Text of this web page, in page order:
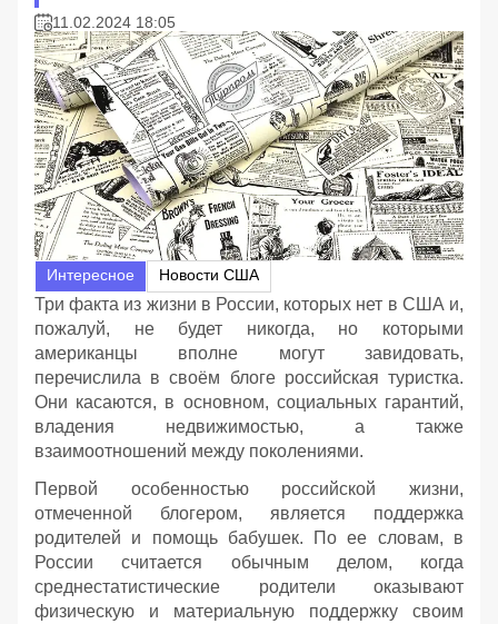
11.02.2024 18:05
Интересное Новости США
Три факта из жизни в России, которых нет в США и,
пожалуй, не будет никогда, но которыми
американцы вполне могут завидовать,
перечислила в своём блоге российская туристка.
Они касаются, в основном, социальных гарантий,
владения недвижимостью, а также
взаимоотношений между поколениями.
Первой особенностью российской жизни,
отмеченной блогером, является поддержка
родителей и помощь бабушек. По ее словам, в
России считается обычным делом, когда
среднестатистические родители оказывают
физическую и материальную поддержку своим